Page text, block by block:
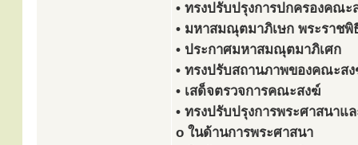
• ทรงปรับปรุงการปกครองคณะ
• มหาสมณุตมาภิเษก พระราช
• ประกาศมหาสมณุตมาภิเศก
• ทรงปรับสถานภาพของคณะส
• เสด็จตรวจการคณะสงฆ์
• ทรงปรับปรุงการพระศาสนาแ
o ในด้านการพระศาสนา